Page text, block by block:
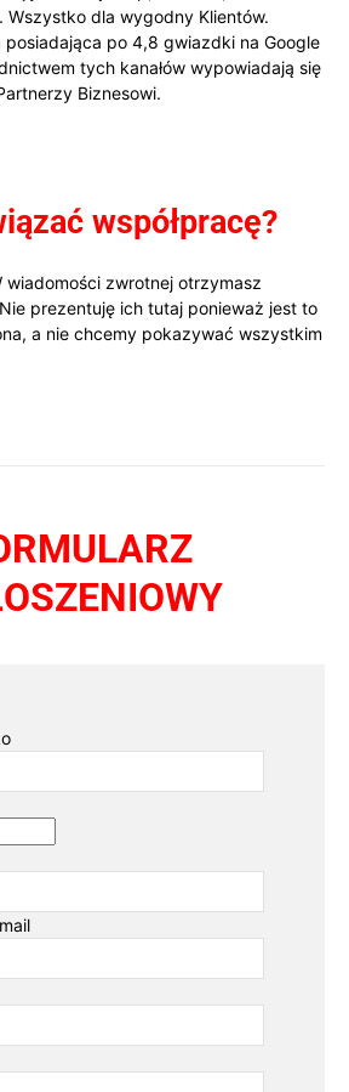
Wszystko dla wygodny Klientów.
posiadająca po 4,8 gwiazdki na Google
tych kanałów wypowiadają się
Biznesowi.
współpracę?
wiadomości zwrotnej otrzymasz
prezentuję ich tutaj ponieważ jest to
a nie chcemy pokazywać wszystkim